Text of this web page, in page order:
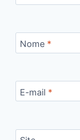
Nome *
E-mail *